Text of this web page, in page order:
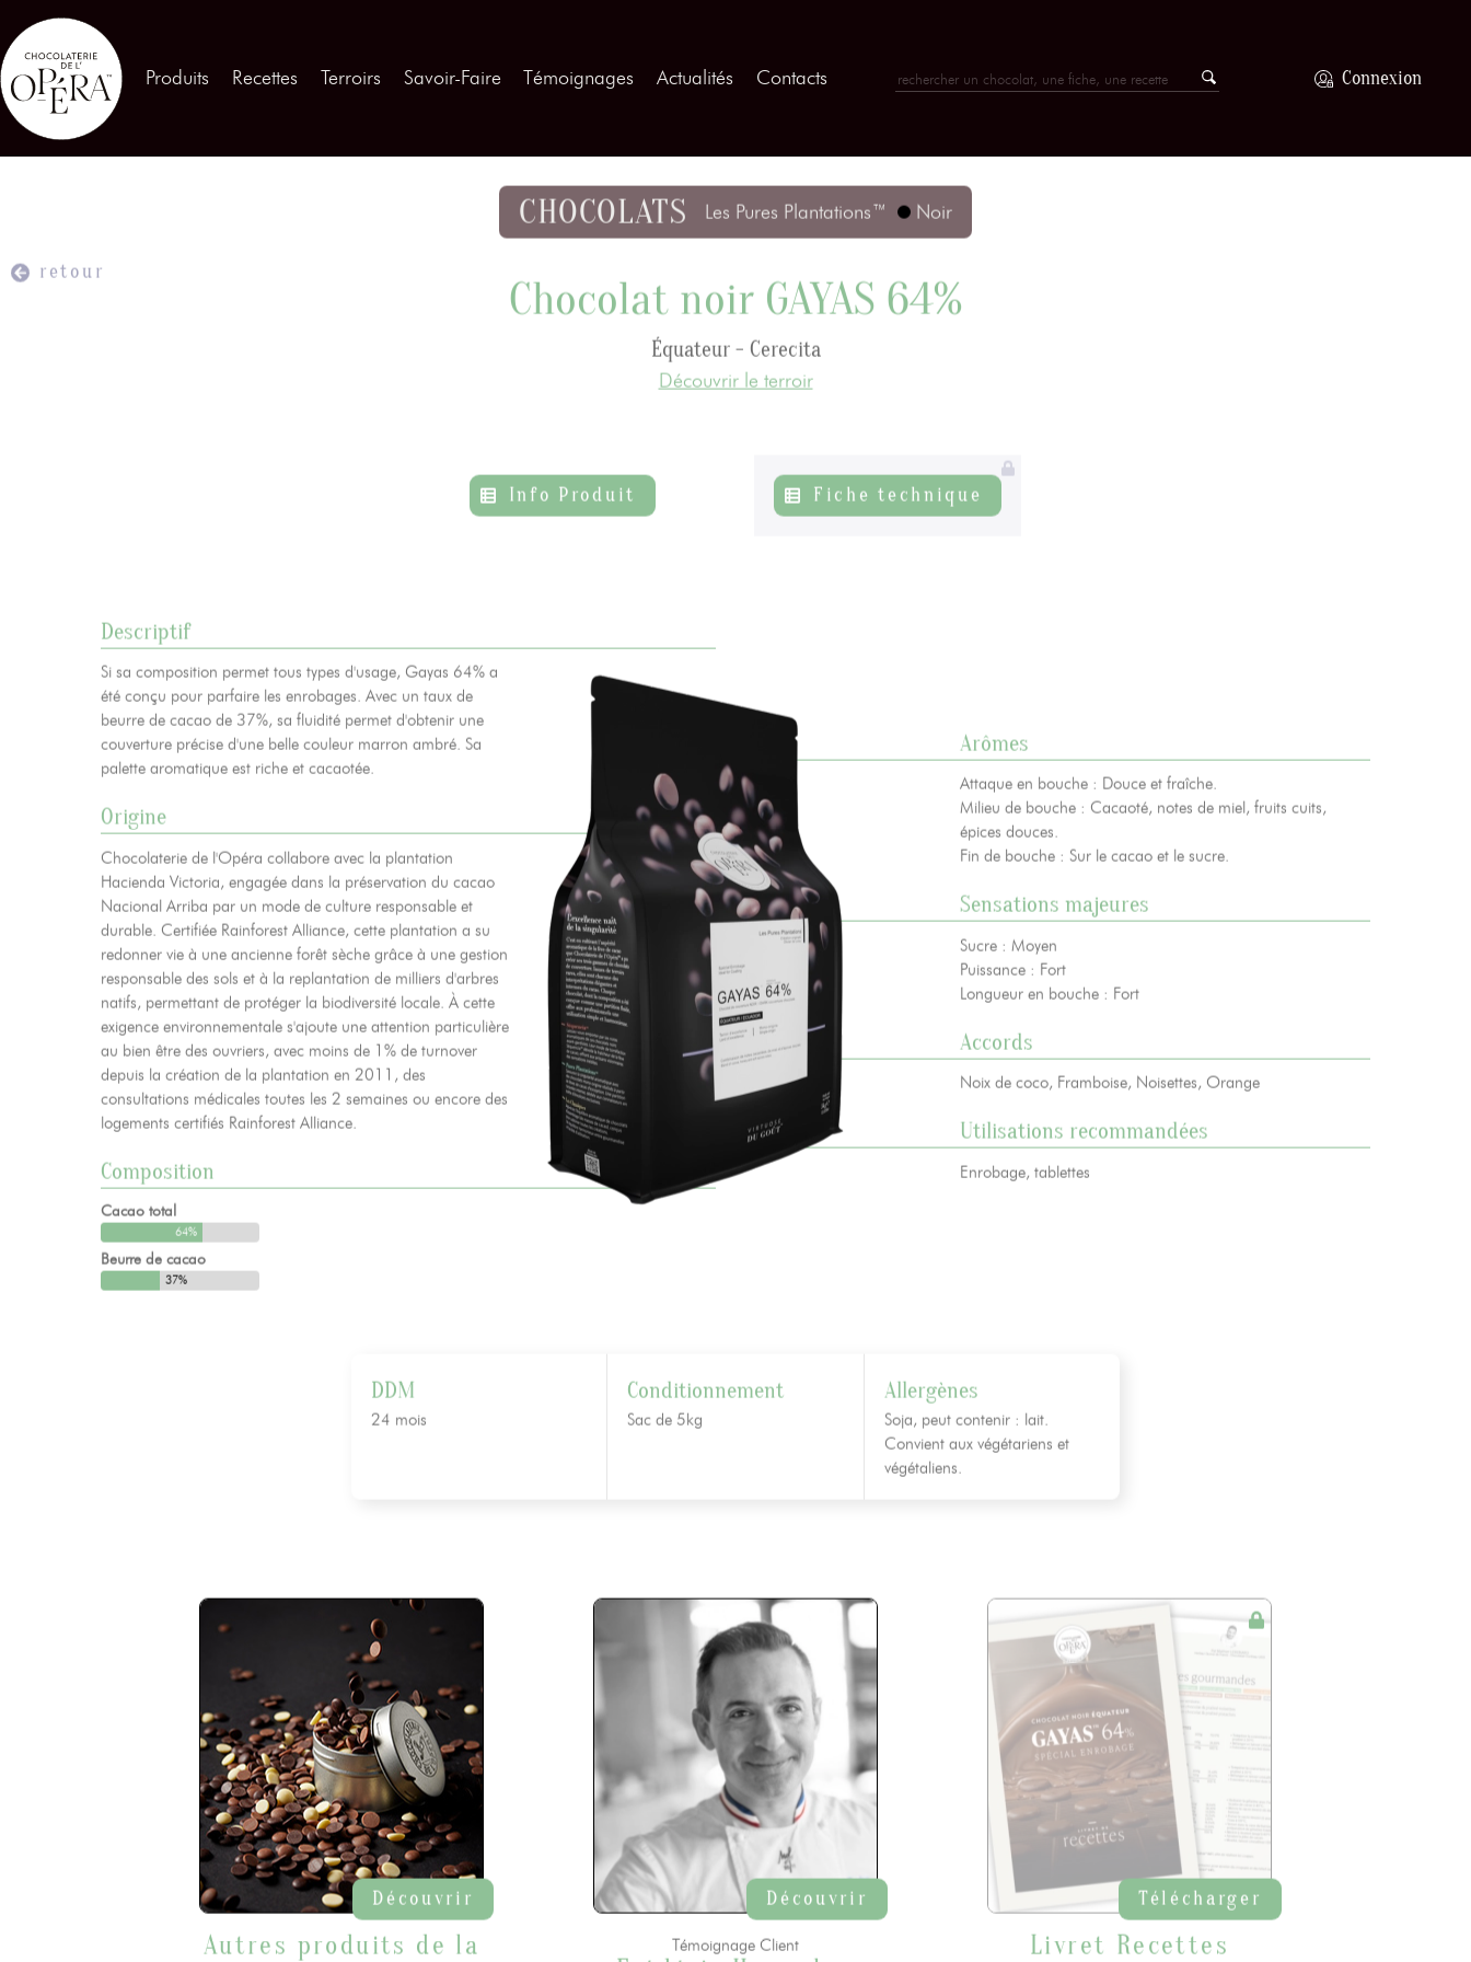
Produits Recettes Terroirs Savoir-Faire Témoignages Actualités Contacts Connexion
Contactez-nous
Mentions légales Gestion des cookies Politique de protection de la vie privée + 33 4 90 87 00 10
retour
CHOCOLATS Les Pures Plantations™ Noir
Chocolat noir GAYAS 64%
Équateur - Cerecita
Découvrir le terroir
Info Produit Fiche technique
Descriptif
Si sa composition permet tous types d'usage, Gayas 64% a
été conçu pour parfaire les enrobages. Avec un taux de
beurre de cacao de 37%, sa fluidité permet d'obtenir une
couverture précise d'une belle couleur marron ambré. Sa
palette aromatique est riche et cacaotée.
Origine
Chocolaterie de l'Opéra collabore avec la plantation
Hacienda Victoria, engagée dans la préservation du cacao
Nacional Arriba par un mode de culture responsable et
durable. Certifiée Rainforest Alliance, cette plantation a su
redonner vie à une ancienne forêt sèche grâce à une gestion
responsable des sols et à la replantation de milliers d'arbres
natifs, permettant de protéger la biodiversité locale. À cette
exigence environnementale s'ajoute une attention particulière
au bien être des ouvriers, avec moins de 1% de turnover
depuis la création de la plantation en 2011, des
consultations médicales toutes les 2 semaines ou encore des
logements certifiés Rainforest Alliance.
Composition
Cacao total
64%
Beurre de cacao
37%
Arômes
Attaque en bouche : Douce et fraîche.
Milieu de bouche : Cacaoté, notes de miel, fruits cuits,
épices douces.
Fin de bouche : Sur le cacao et le sucre.
Sensations majeures
Sucre : Moyen
Puissance : Fort
Longueur en bouche : Fort
Accords
Noix de coco, Framboise, Noisettes, Orange
Utilisations recommandées
Enrobage, tablettes
DDM
24 mois
Conditionnement
Sac de 5kg
Allergènes
Soja, peut contenir : lait.
Convient aux végétariens et
végétaliens.
Découvrir
Autres produits de la
Découvrir
Témoignage Client
Télécharger
Livret Recettes